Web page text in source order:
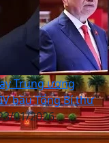
Trung ương
bầu Tổng Bí thư
01/2026